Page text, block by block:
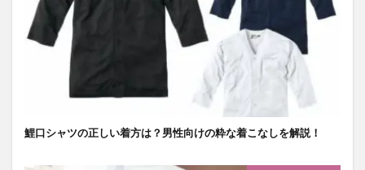
鯉口シャツの正しい着方は？男性向けの粋な着こなしを解説！